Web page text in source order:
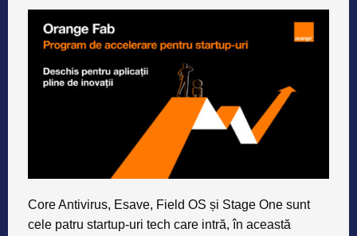
Core Antivirus, Esave, Field OS și Stage One sunt
cele patru startup-uri tech care intră, în această